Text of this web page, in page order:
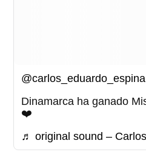
@carlos_eduardo_espina
Dinamarca ha ganado
❤️
♬ original sound –